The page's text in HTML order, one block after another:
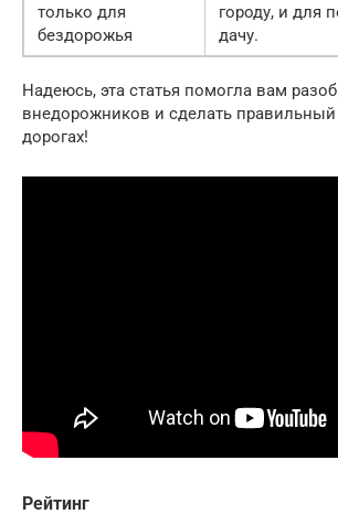
только для
бездорожья
городу, и для
дачу.
Надеюсь, эта статья помогла вам
внедорожников и сделать
дорогах!
Рейтинг